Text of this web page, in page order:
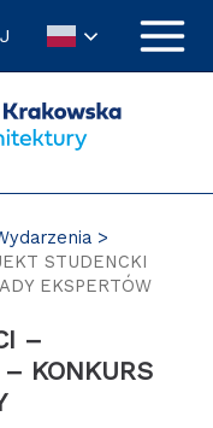
STUDENCKI
EKSPERTÓW
KONKURS